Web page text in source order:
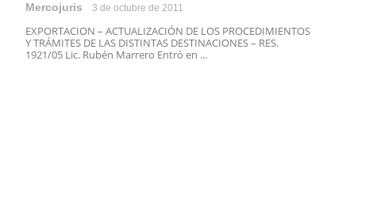
Mercojuris 3 de octubre de 2011
EXPORTACION – ACTUALIZACIÓN DE LOS PROCEDIMIENTOS
Y TRÁMITES DE LAS DISTINTAS DESTINACIONES – RES.
1921/05 Lic. Rubén Marrero Entró en ...